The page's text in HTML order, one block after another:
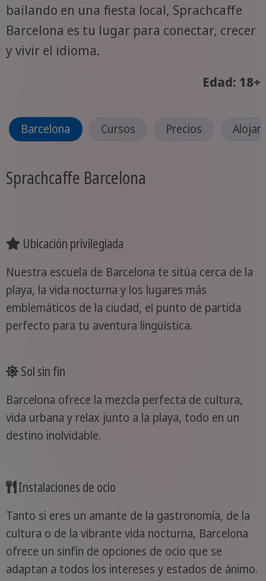
bailando en una fiesta local, Sprachcaffe
Barcelona es tu lugar para conectar, crecer
y vivir el idioma.
Edad: 18+
Barcelona Cursos Precios
Sprachcaffe Barcelona
Ubicación privilegiada
Nuestra escuela de Barcelona te sitúa cerca de la
playa, la vida nocturna y los lugares más
emblemáticos de la ciudad, el punto de partida
perfecto para tu aventura lingüística.
Sol sin fin
Barcelona ofrece la mezcla perfecta de cultura,
vida urbana y relax junto a la playa, todo en un
destino inolvidable.
Instalaciones de ocio
Tanto si eres un amante de la gastronomía, de la
cultura o de la vibrante vida nocturna, Barcelona
ofrece un sinfín de opciones de ocio que se
adaptan a todos los intereses y estados de ánimo.